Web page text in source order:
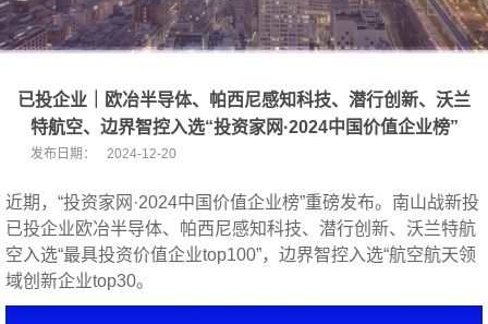
已投企业｜欧冶半导体、帕西尼感知科技、潜行创新、沃兰
特航空、边界智控入选“投资家网·2024中国价值企业榜”
发布日期： 2024-12-20
近期，“投资家网·2024中国价值企业榜”重磅发布。南山战新投
已投企业欧冶半导体、帕西尼感知科技、潜行创新、沃兰特航
空入选“最具投资价值企业top100”，边界智控入选“航空航天领
域创新企业top30。